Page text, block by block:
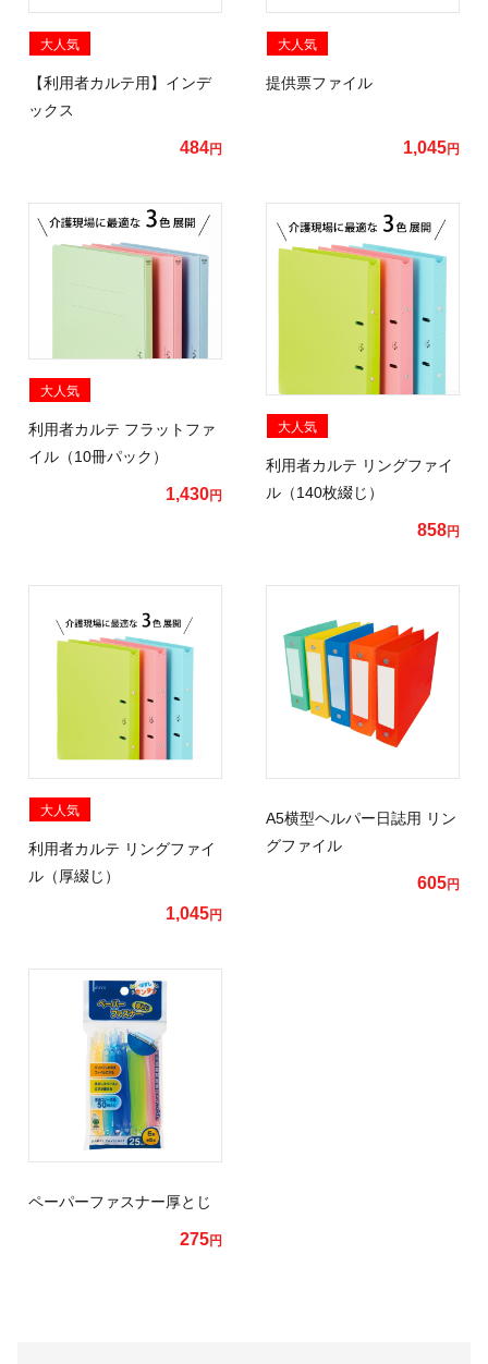
大人気
【利用者カルテ用】インデ
ックス
484円
大人気
提供票ファイル
1,045円
大人気
利用者カルテ フラットファ
イル（10冊パック）
1,430円
大人気
利用者カルテ リングファイ
ル（140枚綴じ）
858円
大人気
利用者カルテ リングファイ
ル（厚綴じ）
1,045円
A5横型ヘルパー日誌用 リン
グファイル
605円
ペーパーファスナー厚とじ
275円